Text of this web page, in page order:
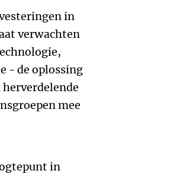
in
verwachten
- de oplossing
mee
in